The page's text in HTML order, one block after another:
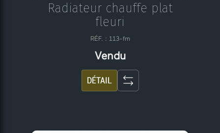
Radiateur chauffe plat
fleuri
RÉF. : 113-fm
Vendu
DÉTAIL